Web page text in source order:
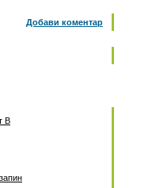
Добави коментар
B